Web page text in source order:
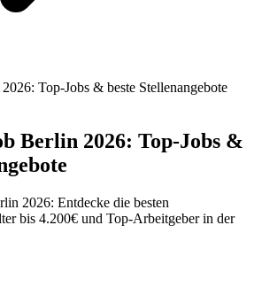
Top-Jobs & beste Stellenangebote
Berlin 2026: Top-Jobs &
2026: Entdecke die besten
bis 4.200€ und Top-Arbeitgeber in der